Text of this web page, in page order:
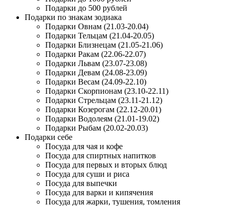
Подарки до 500 рублей
Подарки по знакам зодиака
Подарки Овнам (21.03-20.04)
Подарки Тельцам (21.04-20.05)
Подарки Близнецам (21.05-21.06)
Подарки Ракам (22.06-22.07)
Подарки Львам (23.07-23.08)
Подарки Девам (24.08-23.09)
Подарки Весам (24.09-22.10)
Подарки Скорпионам (23.10-22.11)
Подарки Стрельцам (23.11-21.12)
Подарки Козерогам (22.12-20.01)
Подарки Водолеям (21.01-19.02)
Подарки Рыбам (20.02-20.03)
Подарки себе
Посуда для чая и кофе
Посуда для спиртных напитков
Посуда для первых и вторых блюд
Посуда для суши и риса
Посуда для выпечки
Посуда для варки и кипячения
Посуда для жарки, тушения, томления